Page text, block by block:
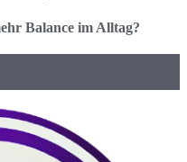
Balance im Alltag?